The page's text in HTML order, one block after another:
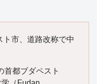
ト市、道路改称で中
首都ブダペスト